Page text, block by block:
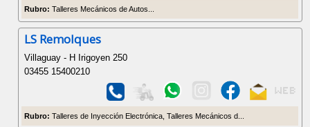
Rubro: Talleres Mecánicos de Autos...
LS Remolques
Villaguay - H Irigoyen 250
03455 15400210
Rubro: Talleres de Inyección Electrónica, Talleres Mecánicos d...